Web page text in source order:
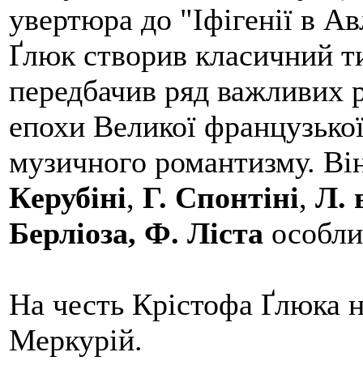
увертюра до "Іфігенії в
Ґлюк створив класичний
передбачив ряд важливих
епохи Великої
музичного романтизму.
Керубіні, Г. Спонтіні, Л.
Берліоза, Ф. Ліста
На честь Крістофа Ґлюка
Меркурій.